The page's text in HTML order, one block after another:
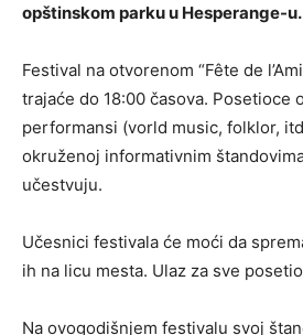
opštinskom parku u Hesperange-u.
Festival na otvorenom “Fête de
trajaće do 18:00 časova. Posetioce
performansi (vorld music, folklor,
okruženoj informativnim
učestvuju.
Učesnici festivala će moći da
ih na licu mesta. Ulaz za sve
Na ovogodišnjem festivalu svoj